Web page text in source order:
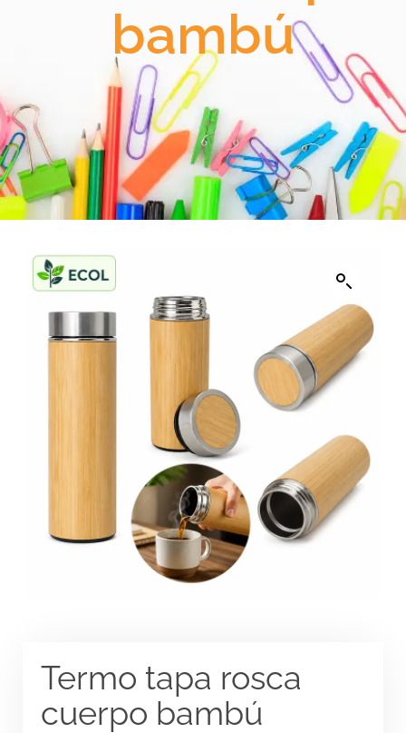
bambú
Termo tapa rosca
cuerpo bambú